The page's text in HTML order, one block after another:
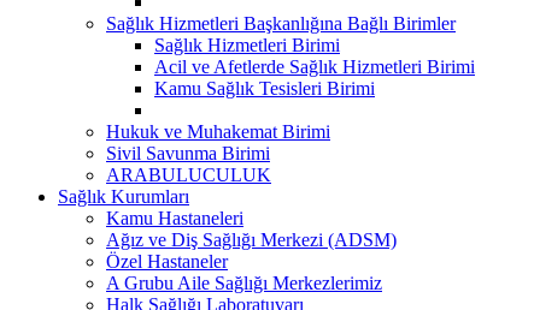
Sağlık Hizmetleri Başkanlığına Bağlı Birimler
Sağlık Hizmetleri Birimi
Acil ve Afetlerde Sağlık Hizmetleri Birimi
Kamu Sağlık Tesisleri Birimi
Hukuk ve Muhakemat Birimi
Sivil Savunma Birimi
ARABULUCULUK
Sağlık Kurumları
Kamu Hastaneleri
Ağız ve Diş Sağlığı Merkezi (ADSM)
Özel Hastaneler
A Grubu Aile Sağlığı Merkezlerimiz
Halk Sağlığı Laboratuvarı